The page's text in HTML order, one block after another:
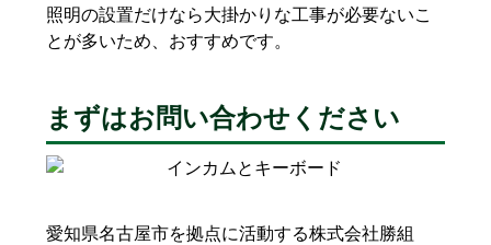
照明の設置だけなら大掛かりな工事が必要ないこ
とが多いため、おすすめです。
まずはお問い合わせください
愛知県名古屋市を拠点に活動する株式会社勝組